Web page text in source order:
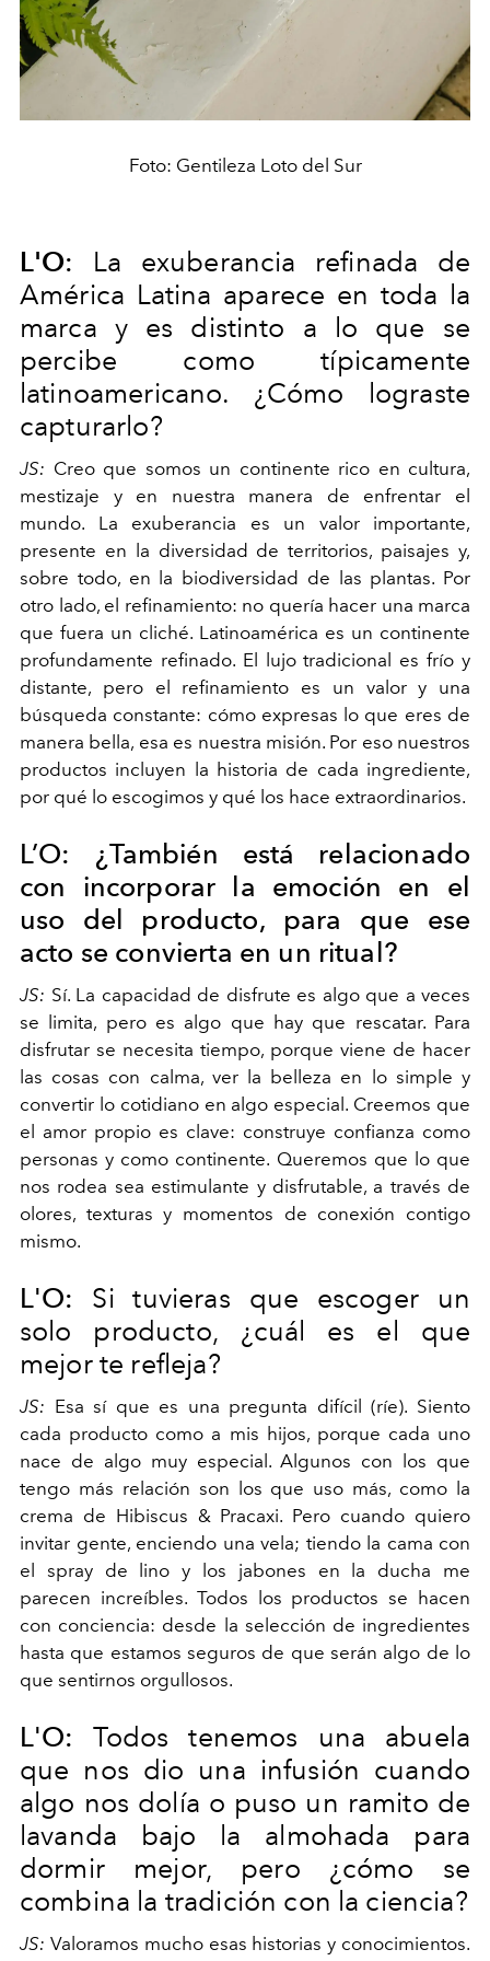
Foto: Gentileza Loto del Sur
L'O: La exuberancia refinada de
América Latina aparece en toda la
marca y es distinto a lo que se
percibe como típicamente
latinoamericano. ¿Cómo lograste
capturarlo?
JS: Creo que somos un continente rico en cultura,
mestizaje y en nuestra manera de enfrentar el
mundo. La exuberancia es un valor importante,
presente en la diversidad de territorios, paisajes y,
sobre todo, en la biodiversidad de las plantas. Por
otro lado, el refinamiento: no quería hacer una marca
que fuera un cliché. Latinoamérica es un continente
profundamente refinado. El lujo tradicional es frío y
distante, pero el refinamiento es un valor y una
búsqueda constante: cómo expresas lo que eres de
manera bella, esa es nuestra misión. Por eso nuestros
productos incluyen la historia de cada ingrediente,
por qué lo escogimos y qué los hace extraordinarios.
L’O: ¿También está relacionado
con incorporar la emoción en el
uso del producto, para que ese
acto se convierta en un ritual?
JS: Sí. La capacidad de disfrute es algo que a veces
se limita, pero es algo que hay que rescatar. Para
disfrutar se necesita tiempo, porque viene de hacer
las cosas con calma, ver la belleza en lo simple y
convertir lo cotidiano en algo especial. Creemos que
el amor propio es clave: construye confianza como
personas y como continente. Queremos que lo que
nos rodea sea estimulante y disfrutable, a través de
olores, texturas y momentos de conexión contigo
mismo.
L'O: Si tuvieras que escoger un
solo producto, ¿cuál es el que
mejor te refleja?
JS: Esa sí que es una pregunta difícil (ríe). Siento
cada producto como a mis hijos, porque cada uno
nace de algo muy especial. Algunos con los que
tengo más relación son los que uso más, como la
crema de Hibiscus & Pracaxi. Pero cuando quiero
invitar gente, enciendo una vela; tiendo la cama con
el spray de lino y los jabones en la ducha me
parecen increíbles. Todos los productos se hacen
con conciencia: desde la selección de ingredientes
hasta que estamos seguros de que serán algo de lo
que sentirnos orgullosos.
L'O: Todos tenemos una abuela
que nos dio una infusión cuando
algo nos dolía o puso un ramito de
lavanda bajo la almohada para
dormir mejor, pero ¿cómo se
combina la tradición con la ciencia?
JS: Valoramos mucho esas historias y conocimientos.